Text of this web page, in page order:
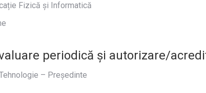
Fizică și Informatică
periodică și autorizare/
– Președinte